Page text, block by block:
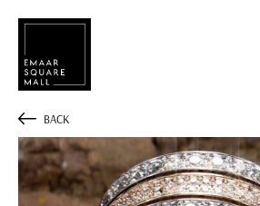
BACK
Mağaza, restaurant, etkinlik arama
POPÜLER ARAMALAR